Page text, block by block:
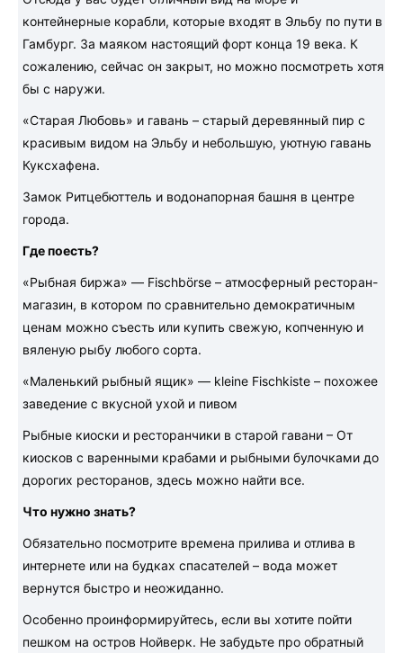
контейнерные корабли, которые входят в Эльбу по пути в
Гамбург. За маяком настоящий форт конца 19 века. К
сожалению, сейчас он закрыт, но можно посмотреть хотя
бы с наружи.
«Старая Любовь» и гавань – старый деревянный пир с
красивым видом на Эльбу и небольшую, уютную гавань
Куксхафена.
Замок Ритцебюттель и водонапорная башня в центре
города.
Где поесть?
«Рыбная биржа» — Fischbörse – атмосферный ресторан-
магазин, в котором по сравнительно демократичным
ценам можно съесть или купить свежую, копченную и
вяленую рыбу любого сорта.
«Маленький рыбный ящик» — kleine Fischkiste – похожее
заведение с вкусной ухой и пивом
Рыбные киоски и ресторанчики в старой гавани – От
киосков с варенными крабами и рыбными булочками до
дорогих ресторанов, здесь можно найти все.
Что нужно знать?
Обязательно посмотрите времена прилива и отлива в
интернете или на будках спасателей – вода может
вернутся быстро и неожиданно.
Особенно проинформируйтесь, если вы хотите пойти
пешком на остров Нойверк. Не забудьте про обратный